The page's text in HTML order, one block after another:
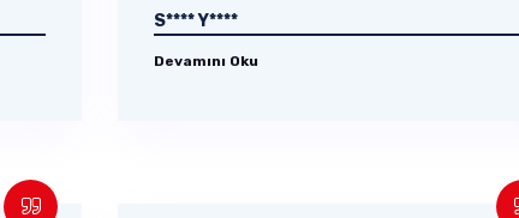
S**** Y****
Devamını Oku